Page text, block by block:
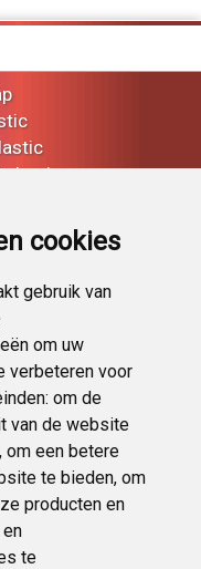
cookies
gebruik van
om uw
verbeteren voor
om de
van de website
om een betere
te bieden, om
producten en
te